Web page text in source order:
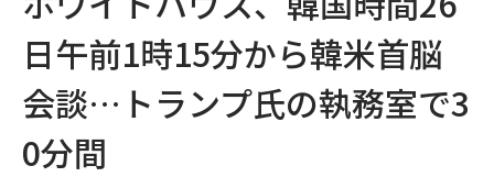
日午前1時15分から韓米首脳
会談…トランプ氏の執務室で3
0分間